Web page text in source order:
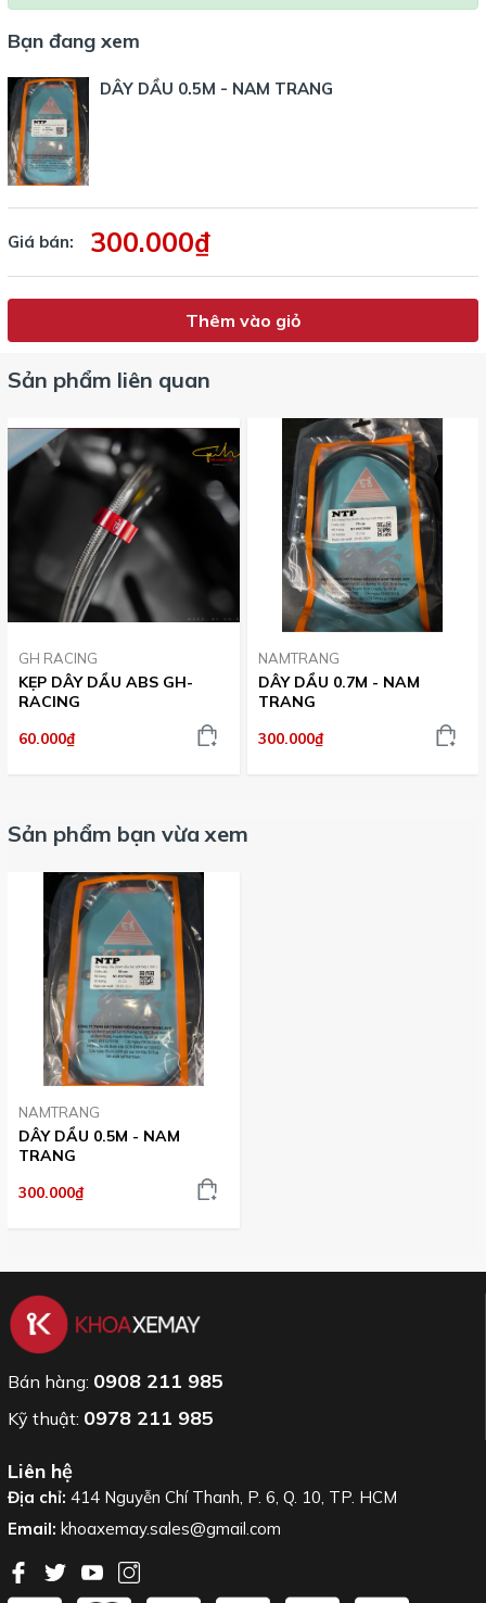
Bạn đang xem
DÂY DẦU 0.5M - NAM TRANG
Giá bán: 300.000₫
Thêm vào giỏ
Sản phẩm liên quan
GH RACING
KẸP DÂY DẦU ABS GH-
RACING
60.000₫
NAMTRANG
DÂY DẦU 0.7M - NAM
TRANG
300.000₫
Sản phẩm bạn vừa xem
NAMTRANG
DÂY DẦU 0.5M - NAM
TRANG
300.000₫
Bán hàng: 0908 211 985
Kỹ thuật: 0978 211 985
Liên hệ
Địa chỉ: 414 Nguyễn Chí Thanh, P. 6, Q. 10, TP. HCM
Email: khoaxemay.sales@gmail.com